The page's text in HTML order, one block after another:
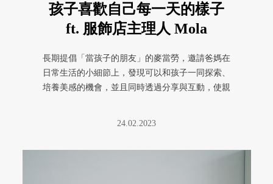
孩子喜歡自己每一天的樣子
ft. 服飾店主理人 Mola
長期提倡「當孩子的朋友」的麥當勞，邀請爸媽在
日常生活的小細節上，發現可以和孩子一同探索、
培養美感的機會，並且同時透過分享與互動，使親
24.02.2023